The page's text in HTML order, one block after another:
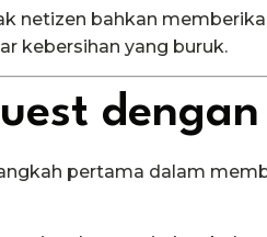
netizen bahkan
kebersihan yang buruk.
pertama dalam